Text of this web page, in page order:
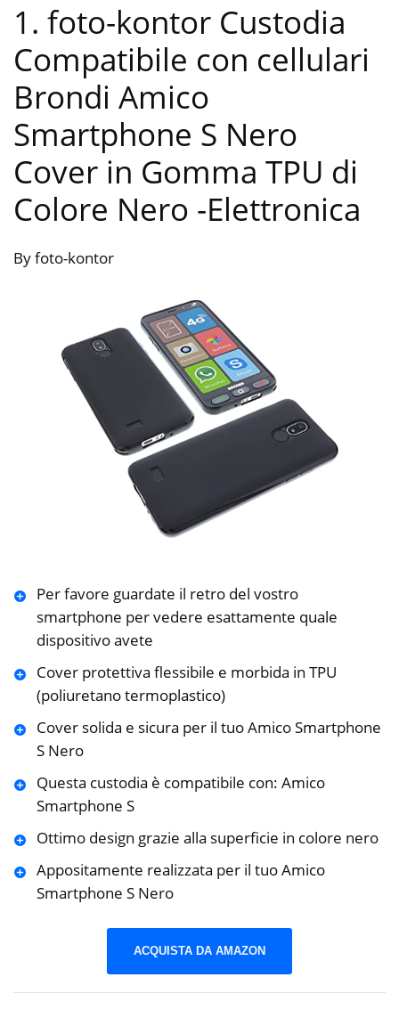
1. foto-kontor Custodia
Compatibile con cellulari
Brondi Amico
Smartphone S Nero
Cover in Gomma TPU di
Colore Nero -Elettronica
By foto-kontor
Per favore guardate il retro del vostro
smartphone per vedere esattamente quale
dispositivo avete
Cover protettiva flessibile e morbida in TPU
(poliuretano termoplastico)
Cover solida e sicura per il tuo Amico Smartphone
S Nero
Questa custodia è compatibile con: Amico
Smartphone S
Ottimo design grazie alla superficie in colore nero
Appositamente realizzata per il tuo Amico
Smartphone S Nero
ACQUISTA DA AMAZON